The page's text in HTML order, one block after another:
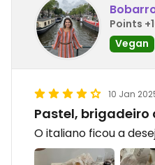
Points
Vegan
10 Jan
Pastel, brigadeiro
O italiano ficou a